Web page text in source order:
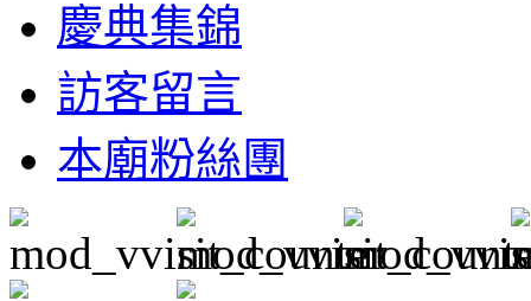
慶典集錦
訪客留言
本廟粉絲團